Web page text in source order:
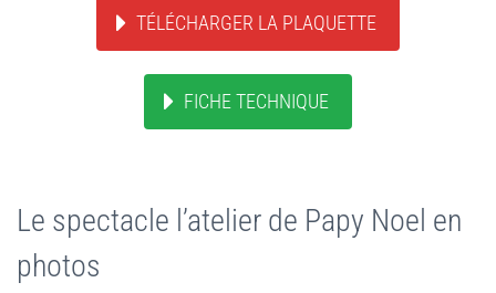
TÉLÉCHARGER LA PLAQUETTE
FICHE TECHNIQUE
Le spectacle l’atelier de Papy Noel en
photos